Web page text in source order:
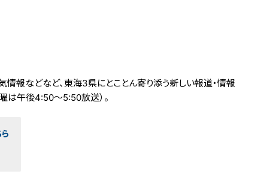
報などなど、東海3県にとことん寄り添う新しい報道・情報
は午後4:50～5:50放送）。